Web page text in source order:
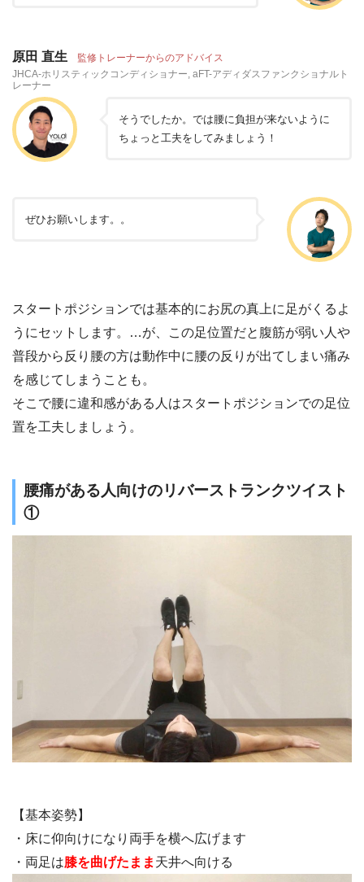
原田 直生 監修トレーナーからのアドバイス
JHCA-ホリスティックコンディショナー, aFT-アディダスファンクショナルト
レーナー
そうでしたか。では腰に負担が来ないように
ちょっと工夫をしてみましょう！
ぜひお願いします。。
スタートポジションでは基本的にお尻の真上に足がくるよ
うにセットします。…が、この足位置だと腹筋が弱い人や
普段から反り腰の方は動作中に腰の反りが出てしまい痛み
を感じてしまうことも。
そこで腰に違和感がある人はスタートポジションでの足位
置を工夫しましょう。
腰痛がある人向けのリバーストランクツイスト
①
【基本姿勢】
・床に仰向けになり両手を横へ広げます
・両足は膝を曲げたまま 天井へ向ける